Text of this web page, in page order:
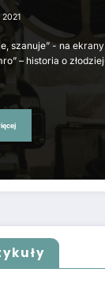
szanuje” - na
– historia o